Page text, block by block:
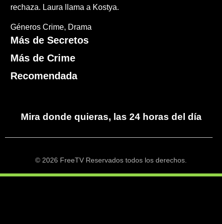
rechaza. Laura llama a Kostya.
Géneros Crime Drama
Más de Secretos
Más de Crime
Recomendada
Mira donde quieras, las 24 horas del día
© 2026 FreeTV Reservados todos los derechos.